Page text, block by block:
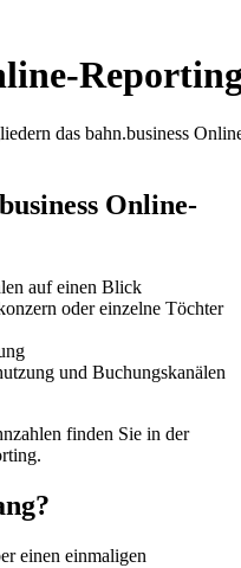
das bahn.business
Online-
auf einen Blick
oder einzelne Töchter
und Buchungskanälen
finden Sie in der
einen einmaligen